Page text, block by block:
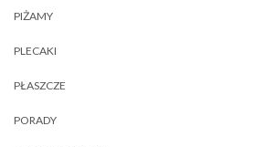
PIŻAMY
PLECAKI
PŁASZCZE
PORADY